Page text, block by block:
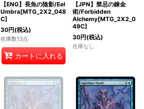
【ENG】長魚の陰影/Eel
Umbra[MTG_2X2_048
C]
30円(税込)
在庫数13点
カートに入れる
【JPN】禁忌の錬金
術/Forbidden
Alchemy[MTG_2X2_0
49C]
30円(税込)
在庫なし